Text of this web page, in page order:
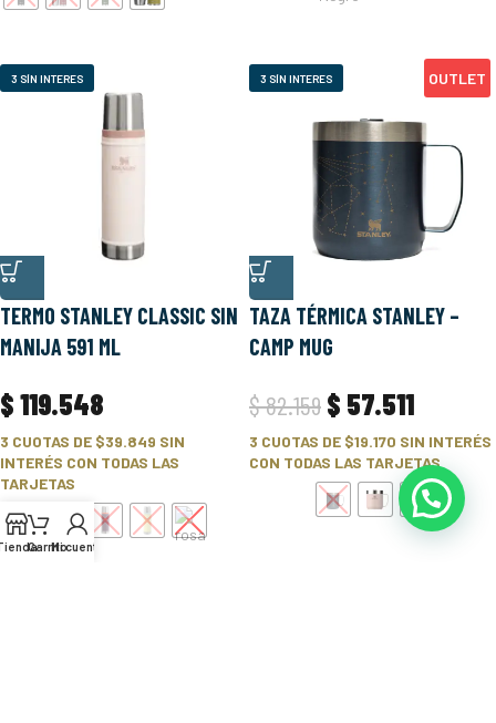
3 SÍN INTERES
TERMO STANLEY CLASSIC SIN
MANIJA 591 ML
$119.548
3 CUOTAS DE $39.849 SIN
INTERÉS CON TODAS LAS
TARJETAS
3 SÍN INTERES OUTLET
TAZA TÉRMICA STANLEY –
CAMP MUG
$82.159 $ 57.511
3 CUOTAS DE $19.170 SIN INTERÉS
CON TODAS LAS TARJETAS
CarritoMi cuenta